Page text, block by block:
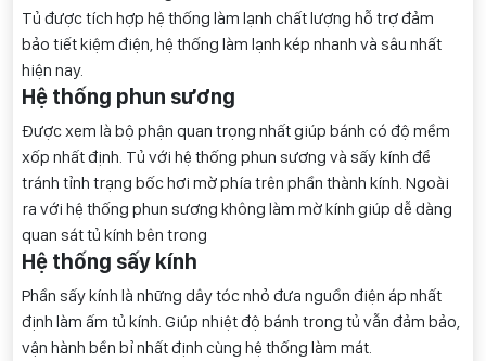
Tủ được tích hợp hệ thống làm lạnh chất lượng hỗ trợ đảm
bảo tiết kiệm điện, hệ thống làm lạnh kép nhanh và sâu nhất
hiện nay.
Hệ thống phun sương
Được xem là bộ phận quan trọng nhất giúp bánh có độ mềm
xốp nhất định. Tủ với hệ thống phun sương và sấy kính để
tránh tỉnh trạng bốc hơi mờ phía trên phần thành kính. Ngoài
ra với hệ thống phun sương không làm mờ kính giúp dễ dàng
quan sát tủ kính bên trong
Hệ thống sấy kính
Phần sấy kính là những dây tóc nhỏ đưa nguồn điện áp nhất
định làm ấm tủ kính. Giúp nhiệt độ bánh trong tủ vẫn đảm bảo,
vận hành bền bỉ nhất định cùng hệ thống làm mát.